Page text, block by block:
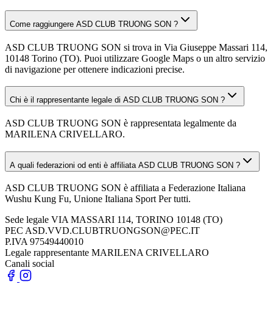
Come raggiungere ASD CLUB TRUONG SON ?
ASD CLUB TRUONG SON si trova in Via Giuseppe Massari 114,
10148 Torino (TO). Puoi utilizzare Google Maps o un altro servizio
di navigazione per ottenere indicazioni precise.
Chi è il rappresentante legale di ASD CLUB TRUONG SON ?
ASD CLUB TRUONG SON è rappresentata legalmente da
MARILENA CRIVELLARO.
A quali federazioni od enti è affiliata ASD CLUB TRUONG SON ?
ASD CLUB TRUONG SON è affiliata a Federazione Italiana
Wushu Kung Fu, Unione Italiana Sport Per tutti.
Sede legale VIA MASSARI 114, TORINO 10148 (TO)
PEC ASD.VVD.CLUBTRUONGSON@PEC.IT
P.IVA 97549440010
Legale rappresentante MARILENA CRIVELLARO
Canali social